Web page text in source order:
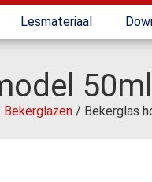
Lesmateriaal
Bekerglazen / Bekerglas